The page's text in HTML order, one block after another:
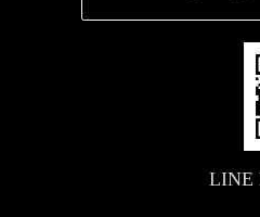
LINE